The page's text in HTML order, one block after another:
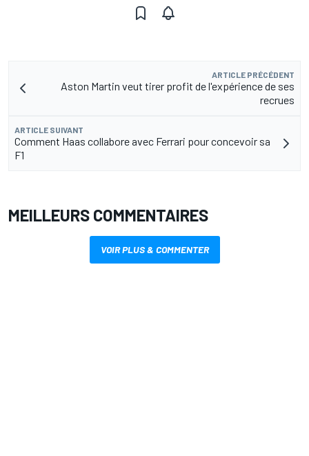
ARTICLE PRÉCÉDENT
Aston Martin veut tirer profit de l'expérience de ses
recrues
ARTICLE SUIVANT
Comment Haas collabore avec Ferrari pour concevoir sa
F1
MEILLEURS COMMENTAIRES
VOIR PLUS & COMMENTER